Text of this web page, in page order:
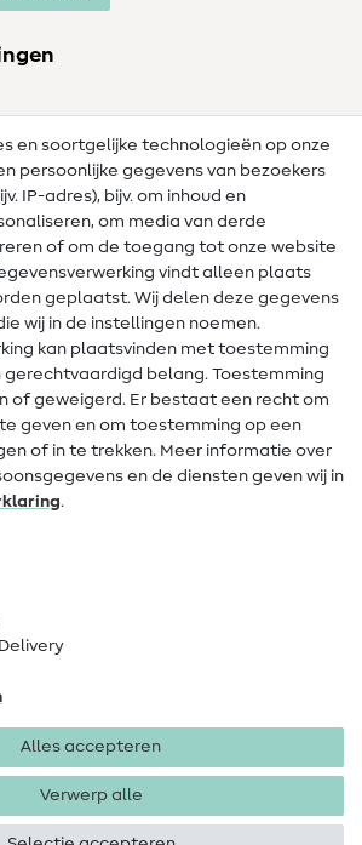
en soortgelijke technologieën op onze
persoonlijke gegevens van bezoekers
IP-adres), bijv. om inhoud en
om media van derde
of om de toegang tot onze website
vindt alleen plaats
geplaatst. Wij delen deze gegevens
wij in de instellingen noemen.
kan plaatsvinden met toestemming
gerechtvaardigd belang. Toestemming
of geweigerd. Er bestaat een recht om
geven en om toestemming op een
of in te trekken. Meer informatie over
en de diensten geven wij in
.
Alles accepteren
Verwerp alle
Algemene voorwaarden